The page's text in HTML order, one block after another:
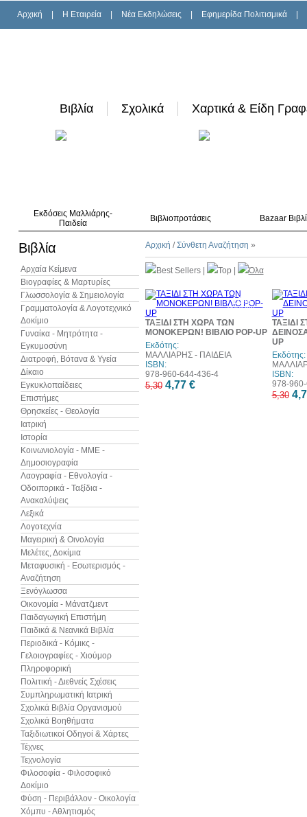
Αρχική H Εταιρεία Νέα Εκδηλώσεις Εφημερίδα Πολιτισμικά
Βιβλία Σχολικά Χαρτικά & Είδη
Εκδόσεις Μαλλιάρης-
Παιδεία
Βιβλιοπροτάσεις Bazaar
Βιβλία
Αρχαία Κείμενα
Βιογραφίες & Μαρτυρίες
Γλωσσολογία & Σημειολογία
Γραμματολογία & Λογοτεχνικό
Δοκίμιο
Γυναίκα - Μητρότητα -
Εγκυμοσύνη
Διατροφή, Βότανα & Υγεία
Δίκαιο
Εγκυκλοπαίδειες
Επιστήμες
Θρησκείες - Θεολογία
Ιατρική
Ιστορία
Κοινωνιολογία - ΜΜΕ -
Δημοσιογραφία
Λαογραφία - Εθνολογία -
Οδοιπορικά - Ταξίδια -
Ανακαλύψεις
Λεξικά
Λογοτεχνία
Μαγειρική & Οινολογία
Μελέτες, Δοκίμια
Μεταφυσική - Εσωτερισμός -
Αναζήτηση
Ξενόγλωσσα
Οικονομία - Μάνατζμεντ
Παιδαγωγική Επιστήμη
Παιδικά & Νεανικά Βιβλία
Περιοδικά - Κόμικς -
Γελοιογραφίες - Χιούμορ
Πληροφορική
Πολιτική - Διεθνείς Σχέσεις
Συμπληρωματική Ιατρική
Σχολικά Βιβλία Οργανισμού
Σχολικά Βοηθήματα
Ταξιδιωτικοί Οδηγοί & Χάρτες
Τέχνες
Τεχνολογία
Φιλοσοφία - Φιλοσοφικό
Δοκίμιο
Φύση - Περιβάλλον - Οικολογία
Χόμπυ - Αθλητισμός
Αρχική /Σύνθετη Αναζήτηση »
Best Sellers| Top Όλα
10%
έκπτωση
ΤΑΞΙΔΙ ΣΤΗ ΧΩΡΑ ΤΩΝ
ΜΟΝΟΚΕΡΩΝ! ΒΙΒΛΙΟ POP-UP
Εκδότης:
ΜΑΛΛΙΑΡΗΣ - ΠΑΙΔΕΙΑ
ISBN:
978-960-644-436-4
5,30 4,77 €
ΤΑΞΙΔΙ
UP
Εκδότης:
ISBN:
978-
5,30